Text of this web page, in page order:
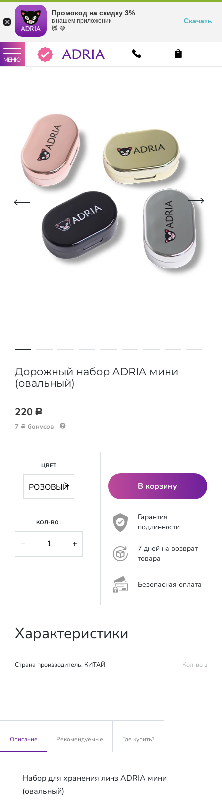
Промокод на скидку 3%
в нашем приложении
😻 💜
Скачать
МЕНЮ
Дорожный набор ADRIA мини
(овальный)
220 Р
7 Р бонусов
ЦВЕТ
КОЛ-ВО :
− +
В корзину
Гарантия
подлинности
7 дней на возврат
товара
Безопасная оплата
Характеристики
Страна производитель: КИТАЙ Кол-во штук
Описание Рекомендуемые Где купить?
Набор для хранения линз ADRIA мини
(овальный)